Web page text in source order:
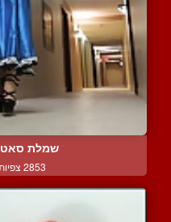
שמלת
2853 צפיות